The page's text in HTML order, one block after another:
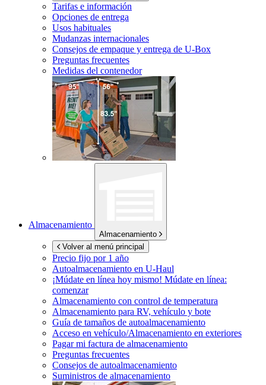
Tarifas e información
Opciones de entrega
Usos habituales
Mudanzas internacionales
Consejos de empaque y entrega de U-Box
Preguntas frecuentes
Medidas del contenedor
Almacenamiento
Almacenamiento
Volver al menú principal
Precio fijo por 1 año
Autoalmacenamiento en U-Haul
¡Múdate en línea hoy mismo! Múdate en línea:
comenzar
Almacenamiento con control de temperatura
Almacenamiento para RV, vehículo y bote
Guía de tamaños de autoalmacenamiento
Acceso en vehículo/Almacenamiento en exteriores
Pagar mi factura de almacenamiento
Preguntas frecuentes
Consejos de autoalmacenamiento
Suministros de almacenamiento